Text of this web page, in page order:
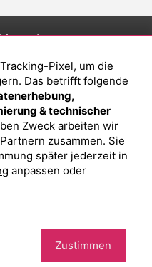
Was sind sind ETFs?
Vorteile
ist ein Fonds?
Pixel, um die
Das betrifft folgende
& technischer
Zweck arbeiten wir
zusammen. Sie
später jederzeit in
anpassen oder
Zustimmen